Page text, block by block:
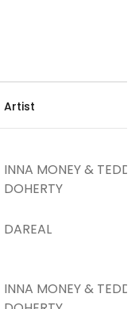
Artist
INNA MONEY & TEDDY
DOHERTY
DAREAL
INNA MONEY & TEDDY